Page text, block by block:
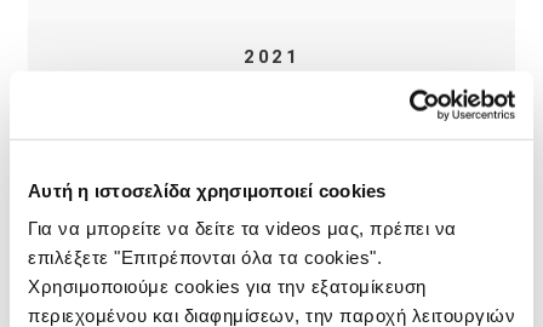
Αυτή η ιστοσελίδα χρησιμοποιεί cookies
Για να μπορείτε να δείτε τα videos μας, πρέπει να
επιλέξετε "Επιτρέπονται όλα τα cookies".
Χρησιμοποιούμε cookies για την εξατομίκευση
περιεχομένου και διαφημίσεων, την παροχή λειτουργιών
2021
TTL ΚΑΜΠΑΝΙΑ
TTL
2021
ΚΥΚΝΟΣ ΠΕΡΑΣΤΗ ΣΤΟΝ ΜΥΛΟ
ΛΑΝΣΑΡΙΣΜΑ ΠΡΟÏΟΝΤΟΣ